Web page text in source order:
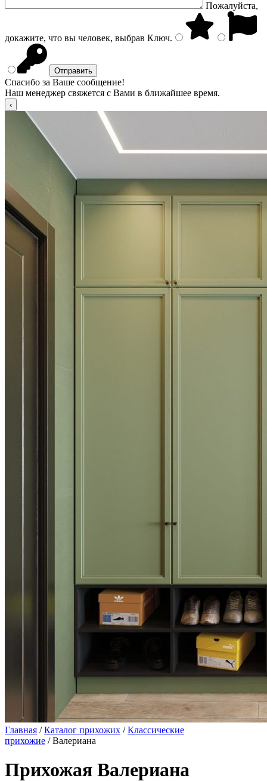
Пожалуйста,
докажите, что вы человек, выбрав Ключ.
Спасибо за Ваше сообщение!
Наш менеджер свяжется с Вами в ближайшее время.
Главная /Каталог прихожих /Классические
прихожие / Валериана
Прихожая Валериана